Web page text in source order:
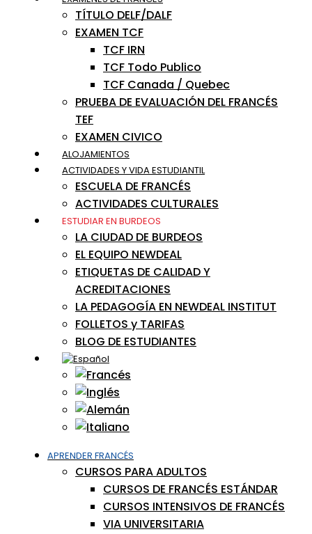
TÍTULO DELF/DALF
EXAMEN TCF
TCF IRN
TCF Todo Publico
TCF Canada / Quebec
PRUEBA DE EVALUACIÓN DEL FRANCÉS
TEF
EXAMEN CIVICO
ALOJAMIENTOS
ACTIVIDADES Y VIDA ESTUDIANTIL
ESCUELA DE FRANCÉS
ACTIVIDADES CULTURALES
ESTUDIAR EN BURDEOS
LA CIUDAD DE BURDEOS
EL EQUIPO NEWDEAL
ETIQUETAS DE CALIDAD Y
ACREDITACIONES
LA PEDAGOGÍA EN NEWDEAL INSTITUT
FOLLETOS y TARIFAS
BLOG DE ESTUDIANTES
APRENDER FRANCÉS
CURSOS PARA ADULTOS
CURSOS DE FRANCÉS ESTÁNDAR
CURSOS INTENSIVOS DE FRANCÉS
VIA UNIVERSITARIA